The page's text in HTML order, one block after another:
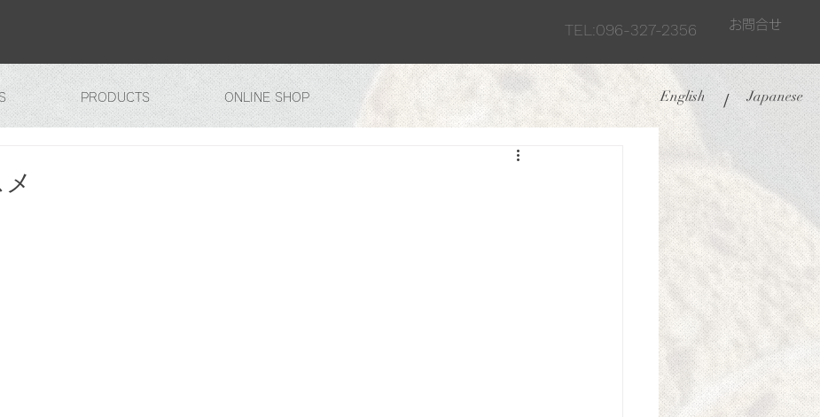
TEL:096-327-2356 お問合せ
PRODUCTS ONLINE SHOP English / Japanese